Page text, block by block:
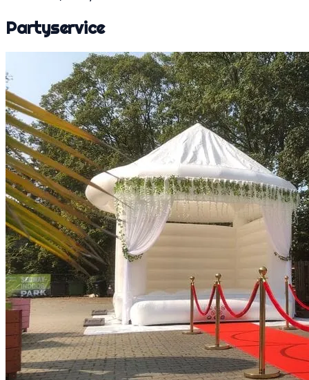
Partyservice